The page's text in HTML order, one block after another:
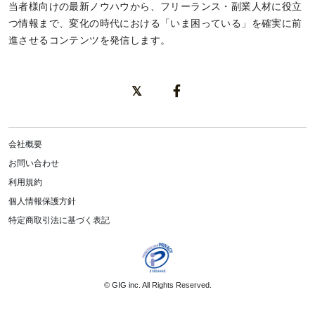
当者様向けの最新ノウハウから、フリーランス・副業人材に役立
つ情報まで、変化の時代における「いま困っている」を確実に前
進させるコンテンツを発信します。
会社概要
お問い合わせ
利用規約
個人情報保護方針
特定商取引法に基づく表記
© GIG inc. All Rights Reserved.